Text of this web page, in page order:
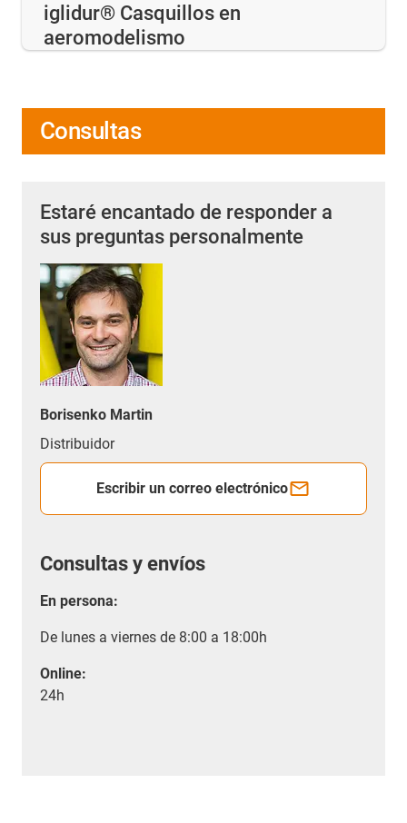
iglidur® Casquillos en
aeromodelismo
Consultas
Estaré encantado de responder a
sus preguntas personalmente
Borisenko Martin
Distribuidor
Escribir un correo electrónico
Consultas y envíos
En persona:
De lunes a viernes de 8:00 a 18:00h
Online:
24h